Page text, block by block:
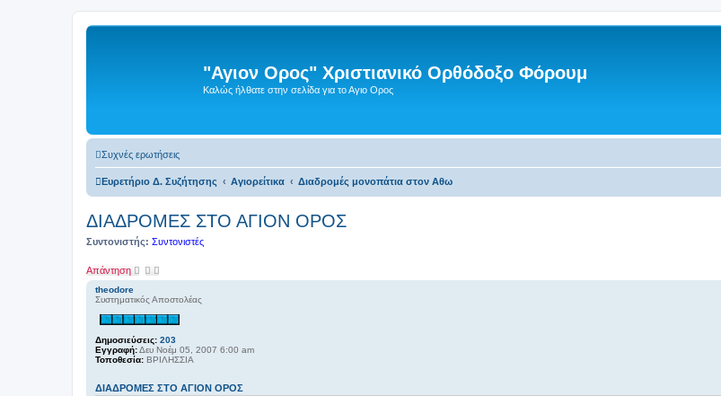
"Αγιον Ορος" Χριστιανικό Ορθόδοξο Φόρουμ
Καλώς ήλθατε στην σελίδα για το Αγιο Ορος
Συχνές ερωτήσεις
Ευρετήριο Δ. Συζήτησης Αγιορείτικα Διαδρομές μονοπάτια στον Αθω
ΔΙΑΔΡΟΜΕΣ ΣΤΟ ΑΓΙΟΝ ΟΡΟΣ
Συντονιστής: Συντονιστές
Απάντηση
theodore
Συστηματικός Αποστολέας
Δημοσιεύσεις: 203
Εγγραφή:Δευ Νοέμ 05, 2007 6:00 am
Τοποθεσία: ΒΡΙΛΗΣΣΙΑ
ΔΙΑΔΡΟΜΕΣ ΣΤΟ ΑΓΙΟΝ ΟΡΟΣ